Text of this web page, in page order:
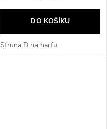
DO KOŠÍKU
Struna D na harfu